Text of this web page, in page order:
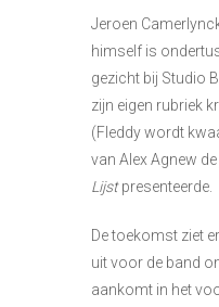
Jeroen
himself is
gezicht bij Studio
zijn eigen rubriek
(Fleddy wordt
van Alex Agnew
Lijstpresenteerde.
De toekomst ziet
uit voor de band
aankomt in het